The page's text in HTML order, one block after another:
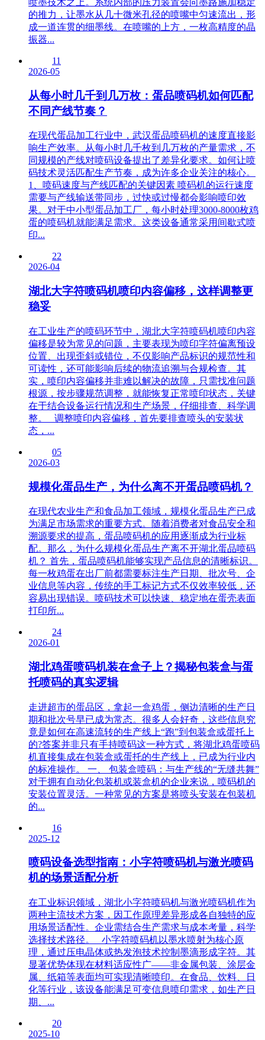
喷墨技术之上。系统内部的压力装置会向墨路施加稳定
的推力，让墨水从几十微米孔径的喷嘴中匀速流出，形
成一道连贯的细墨线。在喷嘴的上方，一枚高精度的晶
振器...
11
2026-05
从每小时几千到几万枚：蛋品喷码机如何匹配
不同产线节奏？
在现代蛋品加工行业中，武汉蛋品喷码机的速度直接影
响生产效率。从每小时几千枚到几万枚的产量需求，不
同规模的产线对喷码设备提出了差异化要求。如何让喷
码技术灵活匹配生产节奏，成为许多企业关注的核心。
1、喷码速度与产线匹配的关键因素 喷码机的运行速度
需要与产线输送带同步，过快或过慢都会影响喷印效
果。对于中小型蛋品加工厂，每小时处理3000-8000枚鸡
蛋的喷码机就能满足需求。这类设备通常采用间歇式喷
印...
22
2026-04
湖北大字符喷码机喷印内容偏移，这样调整更
稳妥
在工业生产的喷码环节中，湖北大字符喷码机喷印内容
偏移是较为常见的问题，主要表现为喷印字符偏离预设
位置、出现歪斜或错位，不仅影响产品标识的规范性和
可读性，还可能影响后续的物流追溯与合规检查。其
实，喷印内容偏移并非难以解决的故障，只需找准问题
根源，按步骤规范调整，就能恢复正常喷印状态，关键
在于结合设备运行情况和生产场景，仔细排查、科学调
整。 调整喷印内容偏移，首先要排查喷头的安装状
态，...
05
2026-03
规模化蛋品生产，为什么离不开蛋品喷码机？
在现代农业生产和食品加工领域，规模化蛋品生产已成
为满足市场需求的重要方式。随着消费者对食品安全和
溯源要求的提高，蛋品喷码机的应用逐渐成为行业标
配。那么，为什么规模化蛋品生产离不开湖北蛋品喷码
机？ 首先，蛋品喷码机能够实现产品信息的清晰标识。
每一枚鸡蛋在出厂前都需要标注生产日期、批次号、企
业信息等内容，传统的手工标记方式不仅效率较低，还
容易出现错误。喷码技术可以快速、稳定地在蛋壳表面
打印所...
24
2026-01
湖北鸡蛋喷码机装在盒子上？揭秘包装盒与蛋
托喷码的真实逻辑
走进超市的蛋品区，拿起一盒鸡蛋，侧边清晰的生产日
期和批次号早已成为常态。很多人会好奇，这些信息究
竟是如何在高速流转的生产线上“跑”到包装盒或蛋托上
的?答案并非只有手持喷码这一种方式，将湖北鸡蛋喷码
机直接集成在包装盒或蛋托的生产线上，已成为行业内
的标准操作。 一、 包装盒喷码：与生产线的“无缝共舞”
对于拥有自动化包装机或装盒机的企业来说，喷码机的
安装位置灵活。一种常见的方案是将喷头安装在包装机
的...
16
2025-12
喷码设备选型指南：小字符喷码机与激光喷码
机的场景适配分析
在工业标识领域，湖北小字符喷码机与激光喷码机作为
两种主流技术方案，因工作原理差异形成各自独特的应
用场景适配性。企业需结合生产需求与成本考量，科学
选择技术路径。 小字符喷码机以墨水喷射为核心原
理，通过压电晶体或热发泡技术控制墨滴形成字符。其
显著优势体现在材料适应性广——非金属包装、涂层金
属、纸箱等表面均可实现清晰喷印。在食品、饮料、日
化等行业，该设备能满足可变信息喷印需求，如生产日
期、...
20
2025-10